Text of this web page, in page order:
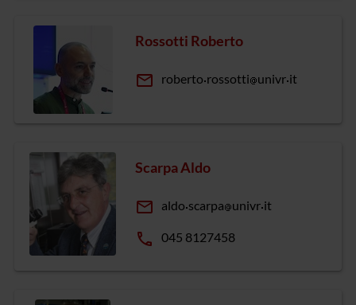
Rossotti Roberto
email roberto rossotti univr it
Scarpa Aldo
email aldo scarpa univr it
phone 045 8127458